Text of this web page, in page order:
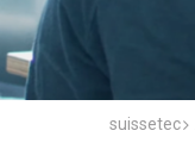
suissetec